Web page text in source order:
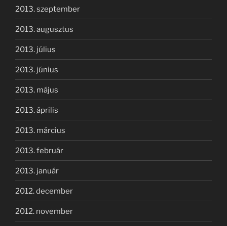
2013. szeptember
2013. augusztus
2013. július
2013. június
2013. május
2013. április
2013. március
2013. február
2013. január
2012. december
2012. november